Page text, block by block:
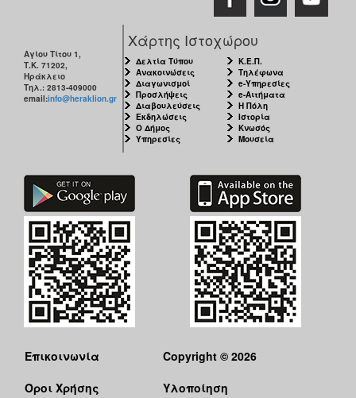
Αγίου Τίτου 1,
Τ.Κ. 71202,
Ηράκλειο
Τηλ.: 2813-409000
email:info@heraklion.gr
Χάρτης Ιστοχώρου
Δελτία Τύπου
Ανακοινώσεις
Διαγωνισμοί
Προσλήψεις
Διαβουλεύσεις
Εκδηλώσεις
Ο Δήμος
Υπηρεσίες
Κ.Ε.Π.
Τηλέφωνα
e-Υπηρεσίες
e-Αιτήματα
Η Πόλη
Ιστορία
Κνωσός
Μουσεία
Επικοινωνία
Όροι Χρήσης
Copyright © 2026
Υλοποίηση